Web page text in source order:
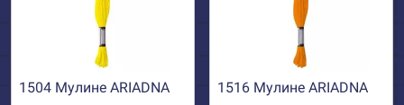
1504 Мулине АRIADNA 1516 Мулине АRIADNA